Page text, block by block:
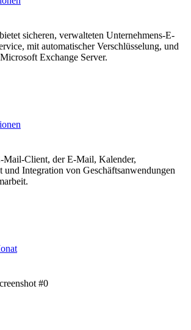
sicheren, verwalteten Unternehmens-E-
mit automatischer Verschlüsselung, und
Exchange Server.
Mail-Client, der E-Mail, Kalender,
und Integration von Geschäftsanwendungen